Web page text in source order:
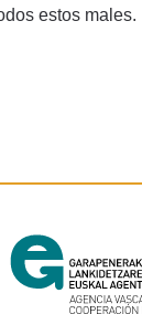
estos males.